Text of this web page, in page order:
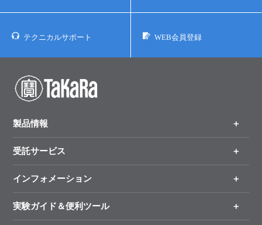
テクニカルサポート WEB会員登録
製品情報
製品一覧
手法から製品を探す
新製品情報
受託サービス
オンライン注文
インフォメーション
キャンペーン
実験ガイド＆便利ツール